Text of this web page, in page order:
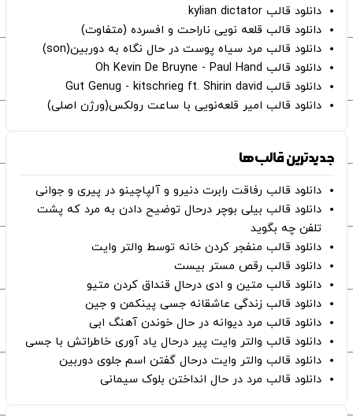
دانلود قالب kylian dictator
دانلود قالب قلعه نویی ناراحت و افسرده (متفاوت)
دانلود قالب مرد سیاه پوست در حال نگاه به دوربین(son)
دانلود قالب Oh Kevin De Bruyne - Paul Hand
دانلود قالب Gut Genug - kitschrieg ft. Shirin david
دانلود قالب امیر قلعه‌نویی با ساعت رولکس(ورژن اصلی)
جدیدترین قالب‌ها
دانلود قالب رفاقت رابرت دنیرو و آلپاچینو در پیری و جوانی
دانلود قالب بیلی بوچر درحال توضیح دادن به مرد که پشت
تلفن چه بگوید
دانلود قالب منفجر کردن خانه توسط والتر وایت
دانلود قالب رقص مستر بیست
دانلود قالب متین و ادی درحال قنداق کردن متیو
دانلود قالب زندگی عاشقانه جسی پینکمن و جین
دانلود قالب مرد دیوانه در حال خوندن آهنگ ابی
دانلود قالب والتر وایت پیر درحال یاد آوری خاطراتش با جسی
دانلود قالب والتر وایت درحال گفتن اسم جلوی دوربین
دانلود قالب مرد در حال انداختن بلوک سیمانی